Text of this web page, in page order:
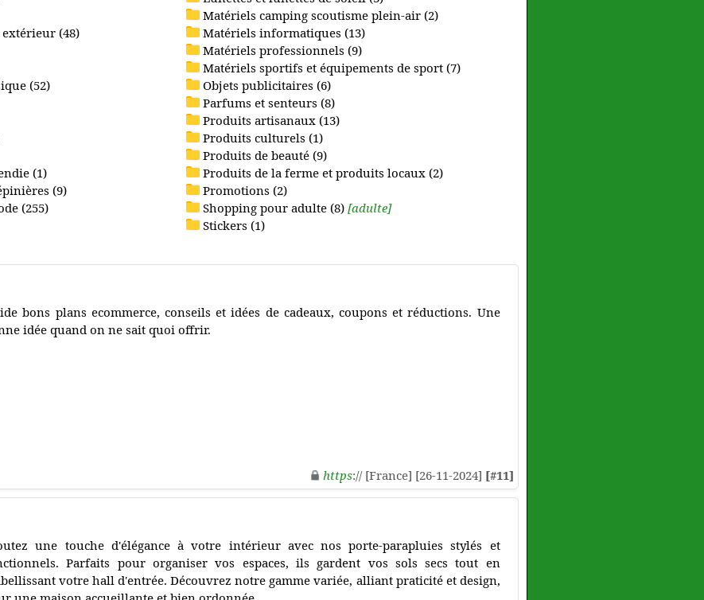
(48)
(52)
(1)
(9)
(255)
Matériels camping scoutisme plein-air (2)
Matériels informatiques (13)
Matériels professionnels (9)
Matériels sportifs et équipements de sport (7)
Objets publicitaires (6)
Parfums et senteurs (8)
Produits artisanaux (13)
Produits culturels (1)
Produits de beauté (9)
Produits de la ferme et produits locaux (2)
Promotions (2)
Shopping pour adulte (8) [adulte]
Stickers (1)
bons plans ecommerce, conseils et idées de cadeaux, coupons et réductions. Une
idée quand on ne sait quoi offrir.
https:// [France] [26-11-2024] [#11]
une touche d'élégance à votre intérieur avec nos porte-parapluies stylés et
Parfaits pour organiser vos espaces, ils gardent vos sols secs tout en
votre hall d'entrée. Découvrez notre gamme variée, alliant praticité et design,